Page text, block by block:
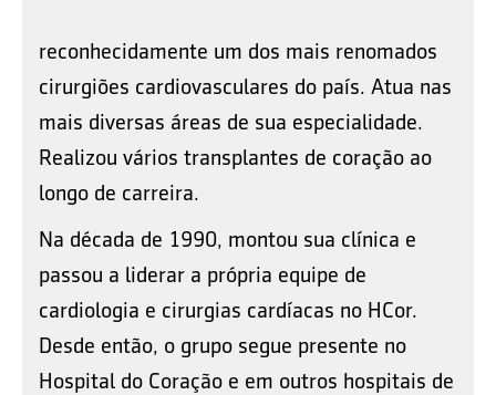
reconhecidamente um dos mais renomados
cirurgiões cardiovasculares do país. Atua nas
mais diversas áreas de sua especialidade.
Realizou vários transplantes de coração ao
longo de carreira.
Na década de 1990, montou sua clínica e
passou a liderar a própria equipe de
cardiologia e cirurgias cardíacas no HCor.
Desde então, o grupo segue presente no
Hospital do Coração e em outros hospitais de